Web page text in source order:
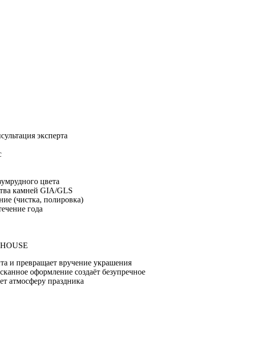
эксперта
цвета
камней GIA/GLS
(чистка, полировка)
года
и превращает вручение украшения
оформление создаёт безупречное
атмосферу праздника